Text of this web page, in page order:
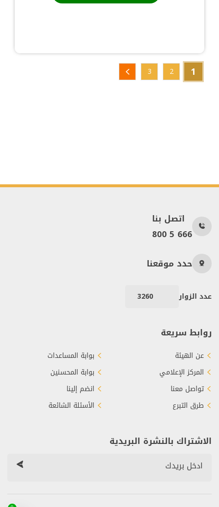
1
2
3
اتصل بنا
800 5 666
حدد موقعنا
عدد الزوار 3260
روابط سريعة
عن الهيئة
المركز الإعلامي
تواصل معنا
طرق التبرع
بوابة المساعدات
بوابة المحسنين
انضم إلينا
الأسئلة الشائعة
الاشتراك بالنشرة البريدية